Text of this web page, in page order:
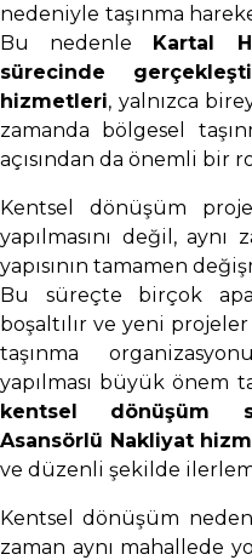
nedeniyle taşınma
Bu nedenle Kartal
sürecinde
hizmetleri, yalnızca
zamanda bölgesel
açısından da önemli bir
Kentsel dönüşüm
yapılmasını değil,
yapısının tamamen
Bu süreçte birçok
boşaltılır ve yeni
taşınma
yapılması büyük önem
kentsel dönüşüm
Asansörlü Nakliyat
ve düzenli şekilde
Kentsel dönüşüm
zaman aynı mahallede